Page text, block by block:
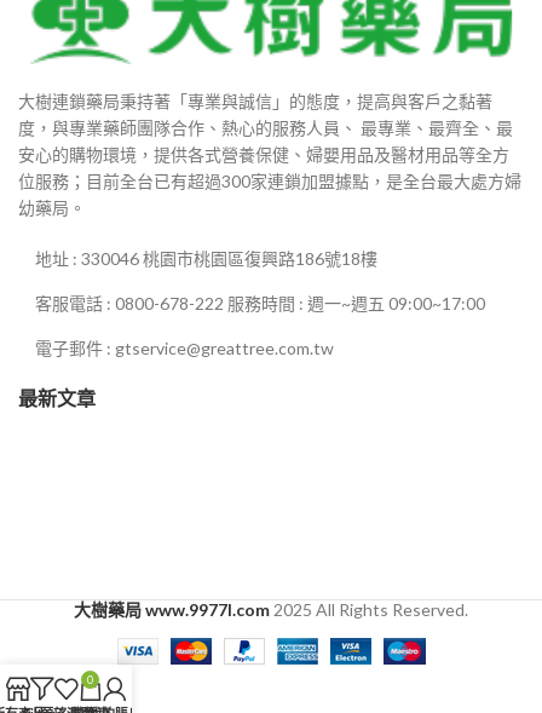
大樹連鎖藥局秉持著「專業與誠信」的態度，提高與客戶之黏著
度，與專業藥師團隊合作、熱心的服務人員、 最專業、最齊全、最
安心的購物環境，提供各式營養保健、婦嬰用品及醫材用品等全方
位服務；目前全台已有超過300家連鎖加盟據點，是全台最大處方婦
幼藥局。
地址 : 330046 桃園市桃園區復興路186號18樓
客服電話 : 0800-678-222 服務時間 : 週一~週五 09:00~17:00
電子郵件 : gtservice@greattree.com.tw
最新文章
大樹藥局 www.9977l.com 2025 All Rights Reserved.
0